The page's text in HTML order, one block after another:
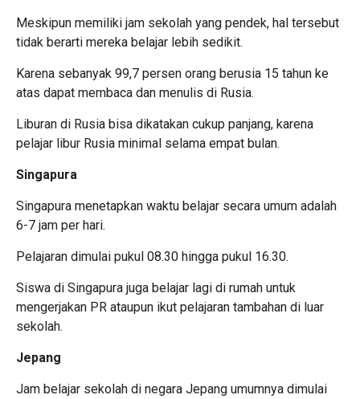
Meskipun memiliki jam sekolah yang pendek, hal tersebut
tidak berarti mereka belajar lebih sedikit.
Karena sebanyak 99,7 persen orang berusia 15 tahun ke
atas dapat membaca dan menulis di Rusia.
Liburan di Rusia bisa dikatakan cukup panjang, karena
pelajar libur Rusia minimal selama empat bulan.
Singapura
Singapura menetapkan waktu belajar secara umum adalah
6-7 jam per hari.
Pelajaran dimulai pukul 08.30 hingga pukul 16.30.
Siswa di Singapura juga belajar lagi di rumah untuk
mengerjakan PR ataupun ikut pelajaran tambahan di luar
sekolah.
Jepang
Jam belajar sekolah di negara Jepang umumnya dimulai